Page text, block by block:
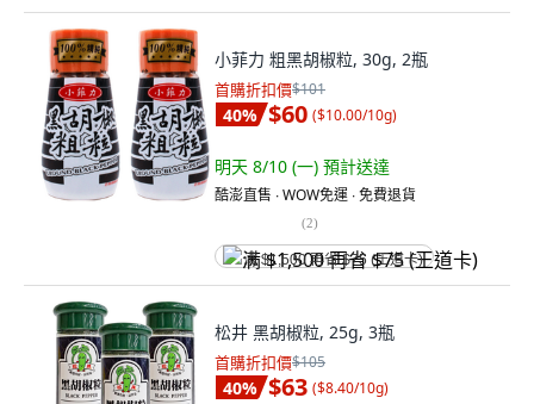
小菲力 粗黑胡椒粒, 30g, 2瓶
首購折扣價$101
40% $60 ($10.00/10g)
明天 8/10 (一) 預計送達
酷澎直售 ∙ WOW免運 ∙ 免費退貨
(2)
满 $1,500 再省 $75 (王道卡)
松井 黑胡椒粒, 25g, 3瓶
首購折扣價$105
40% $63 ($8.40/10g)